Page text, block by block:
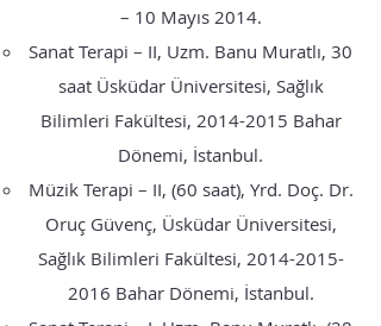
– 10 Mayıs 2014.
Sanat Terapi – II, Uzm. Banu Muratlı, 30
saat Üsküdar Üniversitesi, Sağlık
Bilimleri Fakültesi, 2014-2015 Bahar
Dönemi, İstanbul.
Müzik Terapi – II, (60 saat), Yrd. Doç. Dr.
Oruç Güvenç, Üsküdar Üniversitesi,
Sağlık Bilimleri Fakültesi, 2014-2015-
2016 Bahar Dönemi, İstanbul.